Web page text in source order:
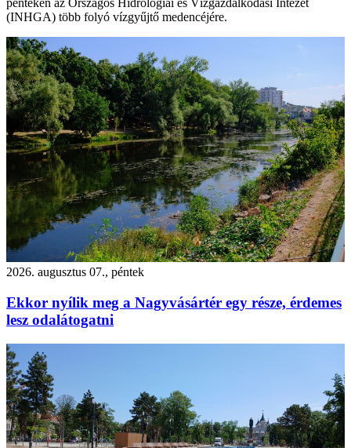
(INHGA) több folyó vízgyűjtő medencéjére.
2026. augusztus 07., péntek
Ekkor nyílik meg a Nagyvásártér egy része, érdemes
lesz odalátogatni